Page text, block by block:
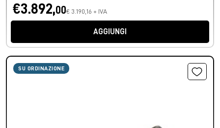
€3.892,00€ 3.190,16 + IVA
AGGIUNGI
SU ORDINAZIONE